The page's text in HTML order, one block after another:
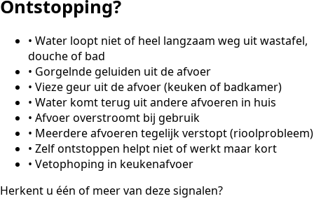
Ontstopping?
• Water loopt niet of heel langzaam weg uit wastafel,
douche of bad
• Gorgelnde geluiden uit de afvoer
• Vieze geur uit de afvoer (keuken of badkamer)
• Water komt terug uit andere afvoeren in huis
• Afvoer overstroomt bij gebruik
• Meerdere afvoeren tegelijk verstopt (rioolprobleem)
• Zelf ontstoppen helpt niet of werkt maar kort
• Vetophoping in keukenafvoer
Herkent u één of meer van deze signalen?